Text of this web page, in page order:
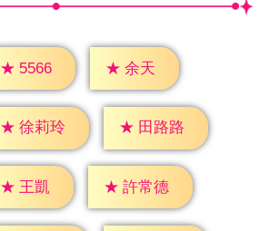
★ 5566 ★ 余天
★ 徐莉玲 ★ 田路路
★ 王凱 ★ 許常德